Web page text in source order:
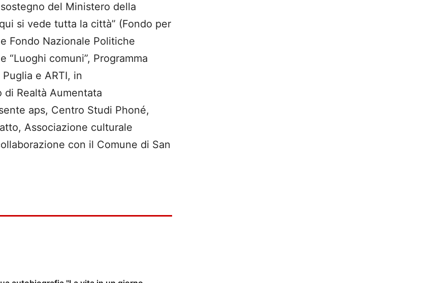
del Ministero della
si vede tutta la città” (Fondo per
Fondo Nazionale Politiche
comuni”, Programma
e ARTI, in
di Realtà Aumentata
aps, Centro Studi Phoné,
Associazione culturale
con il Comune di San